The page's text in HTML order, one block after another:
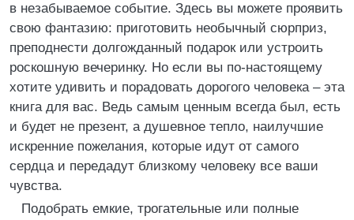
в незабываемое событие. Здесь вы можете проявить
свою фантазию: приготовить необычный сюрприз,
преподнести долгожданный подарок или устроить
роскошную вечеринку. Но если вы по-настоящему
хотите удивить и порадовать дорогого человека – эта
книга для вас. Ведь самым ценным всегда был, есть
и будет не презент, а душевное тепло, наилучшие
искренние пожелания, которые идут от самого
сердца и передадут близкому человеку все ваши
чувства.
Подобрать емкие, трогательные или полные